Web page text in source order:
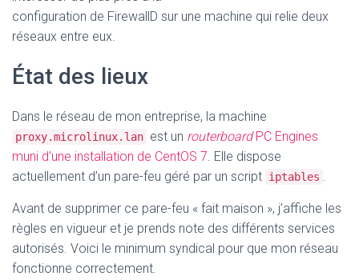
configuration de FirewallD sur une machine qui relie deux
réseaux entre eux.
État des lieux
Dans le réseau de mon entreprise, la machine
proxy.microlinux.lan est un routerboardPC Engines
muni d’une installation de CentOS 7. Elle dispose
actuellement d’un pare-feu géré par un script iptables .
Avant de supprimer ce pare-feu « fait maison », j’affiche les
règles en vigueur et je prends note des différents services
autorisés. Voici le minimum syndical pour que mon réseau
fonctionne correctement.